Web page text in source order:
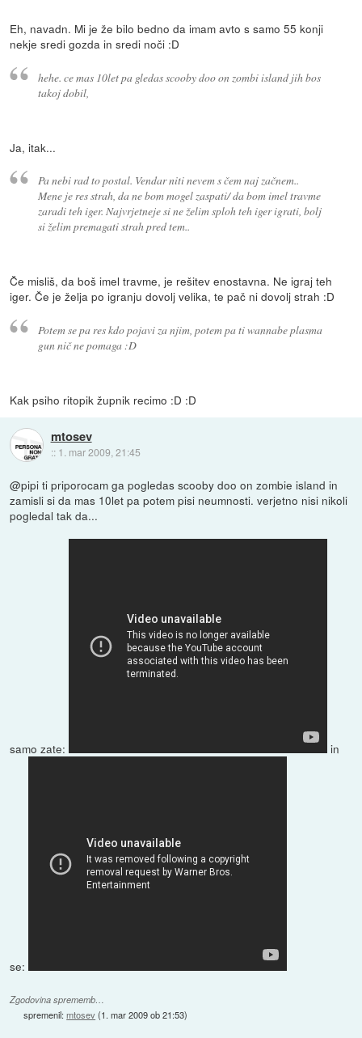
Eh, navadn. Mi je že bilo bedno da imam avto s samo 55 konji
nekje sredi gozda in sredi noči :D
hehe. ce mas 10let pa gledas scooby doo on zombi island jih bos
takoj dobil,
Ja, itak...
Pa nebi rad to postal. Vendar niti nevem s čem naj začnem..
Mene je res strah, da ne bom mogel zaspati/ da bom imel travme
zaradi teh iger. Najvrjetneje si ne želim sploh teh iger igrati, bolj
si želim premagati strah pred tem..
Če misliš, da boš imel travme, je rešitev enostavna. Ne igraj teh
iger. Če je želja po igranju dovolj velika, te pač ni dovolj strah :D
Potem se pa res kdo pojavi za njim, potem pa ti wannabe plasma
gun nič ne pomaga :D
Kak psiho ritopik župnik recimo :D :D
mtosev
:: 1. mar 2009, 21:45
@pipi ti priporocam ga pogledas scooby doo on zombie island in
zamisli si da mas 10let pa potem pisi neumnosti. verjetno nisi nikoli
pogledal tak da...
samo zate: in
se:
Zgodovina sprememb…
spremenil:mtosev(1. mar 2009 ob 21:53)